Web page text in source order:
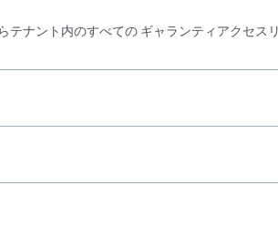
テナント内のすべての ギャランティアクセス